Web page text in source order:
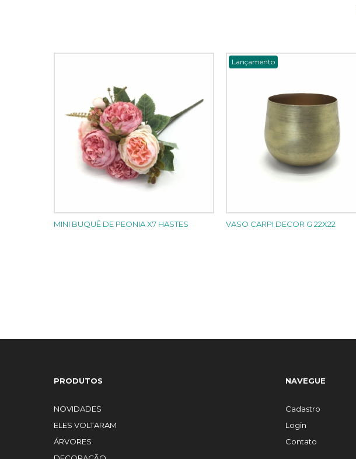
MINI BUQUÊ DE PEONIA X7 HASTES
Lançamento
VASO CARPI DECOR G 22X22
PRODUTOS
NOVIDADES
ELES VOLTARAM
ÁRVORES
NAVEGUE
Cadastro
Login
Contato